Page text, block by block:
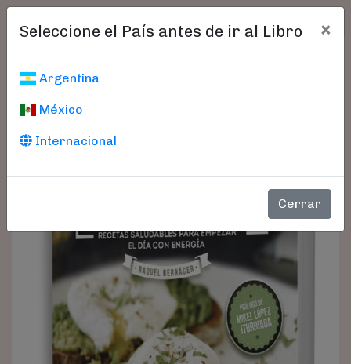
Seleccione el País antes de ir al Libro ×
Argentina
México
Internacional
Cerrar